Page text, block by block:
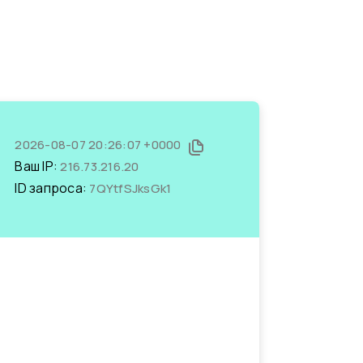
2026-08-07 20:26:07 +0000
Ваш IP:216.73.216.20
ID запроса: 7QYtfSJksGk1